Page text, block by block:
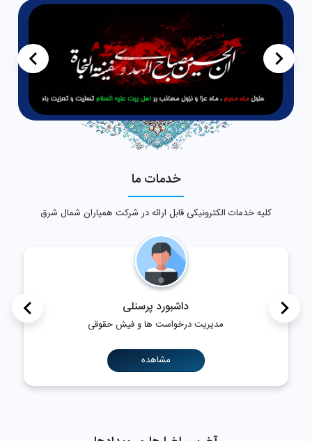
<
>
خدمات ما
کلیه خدمات الکترونیکی قابل ارائه در شرکت همیاران شمال شرق
داشبورد پرسنلی
مدیریت درخواست ها و فیش حقوقی
مشاهده
<
>